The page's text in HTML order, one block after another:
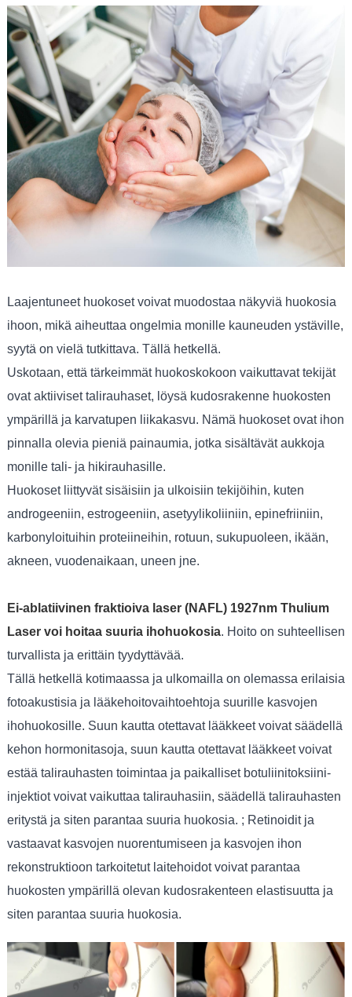
Laajentuneet huokoset voivat muodostaa näkyviä huokosia
ihoon, mikä aiheuttaa ongelmia monille kauneuden ystäville,
syytä on vielä tutkittava. Tällä hetkellä.
Uskotaan, että tärkeimmät huokoskokoon vaikuttavat tekijät
ovat aktiiviset talirauhaset, löysä kudosrakenne huokosten
ympärillä ja karvatupen liikakasvu. Nämä huokoset ovat ihon
pinnalla olevia pieniä painaumia, jotka sisältävät aukkoja
monille tali- ja hikirauhasille.
Huokoset liittyvät sisäisiin ja ulkoisiin tekijöihin, kuten
androgeeniin, estrogeeniin, asetyylikoliiniin, epinefriiniin,
karbonyloituihin proteiineihin, rotuun, sukupuoleen, ikään,
akneen, vuodenaikaan, uneen jne.
Ei-ablatiivinen fraktioiva laser (NAFL) 1927nm Thulium
Laser voi hoitaa suuria ihohuokosia. Hoito on suhteellisen
turvallista ja erittäin tyydyttävää.
Tällä hetkellä kotimaassa ja ulkomailla on olemassa erilaisia
​​fotoakustisia ja lääkehoitovaihtoehtoja suurille kasvojen
ihohuokosille. Suun kautta otettavat lääkkeet voivat säädellä
kehon hormonitasoja, suun kautta otettavat lääkkeet voivat
estää talirauhasten toimintaa ja paikalliset botuliinitoksiini-
injektiot voivat vaikuttaa talirauhasiin, säädellä talirauhasten
eritystä ja siten parantaa suuria huokosia. ; Retinoidit ja
vastaavat kasvojen nuorentumiseen ja kasvojen ihon
rekonstruktioon tarkoitetut laitehoidot voivat parantaa
huokosten ympärillä olevan kudosrakenteen elastisuutta ja
siten parantaa suuria huokosia.